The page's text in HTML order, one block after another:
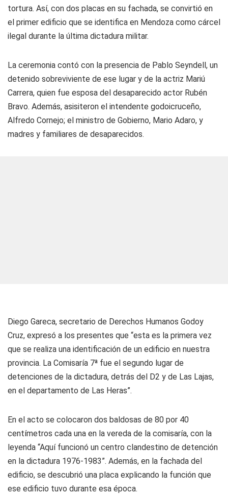
tortura. Así, con dos placas en su fachada, se convirtió en
el primer edificio que se identifica en Mendoza como cárcel
ilegal durante la última dictadura militar.
La ceremonia contó con la presencia de Pablo Seyndell, un
detenido sobreviviente de ese lugar y de la actriz Mariú
Carrera, quien fue esposa del desaparecido actor Rubén
Bravo. Además, asisiteron el intendente godoicruceño,
Alfredo Cornejo; el ministro de Gobierno, Mario Adaro, y
madres y familiares de desaparecidos.
Diego Gareca, secretario de Derechos Humanos Godoy
Cruz, expresó a los presentes que “esta es la primera vez
que se realiza una identificación de un edificio en nuestra
provincia. La Comisaría 7ª fue el segundo lugar de
detenciones de la dictadura, detrás del D2 y de Las Lajas,
en el departamento de Las Heras”.
En el acto se colocaron dos baldosas de 80 por 40
centímetros cada una en la vereda de la comisaría, con la
leyenda “Aquí funcionó un centro clandestino de detención
en la dictadura 1976-1983”. Además, en la fachada del
edificio, se descubrió una placa explicando la función que
ese edificio tuvo durante esa época.